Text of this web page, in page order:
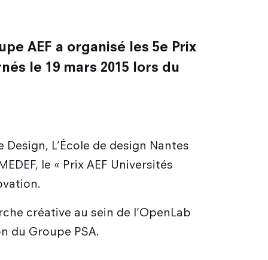
AEF a organisé les 5e Prix
le 19 mars 2015 lors du
Design, L’École de design Nantes
le « Prix AEF Universités
créative au sein de l’OpenLab
du Groupe PSA.